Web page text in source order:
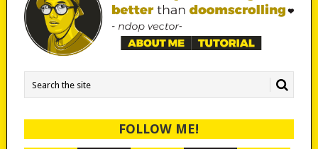
FOLLOW ME!